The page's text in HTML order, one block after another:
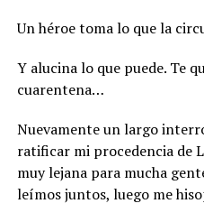
Un héroe toma lo que la
Y alucina lo que puede. Te
cuarentena…
Nuevamente un largo
ratificar mi procedencia de
muy lejana para mucha
leímos juntos, luego me